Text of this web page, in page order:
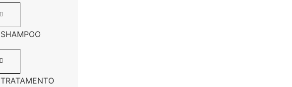
SHAMPOO
TRATAMENTO